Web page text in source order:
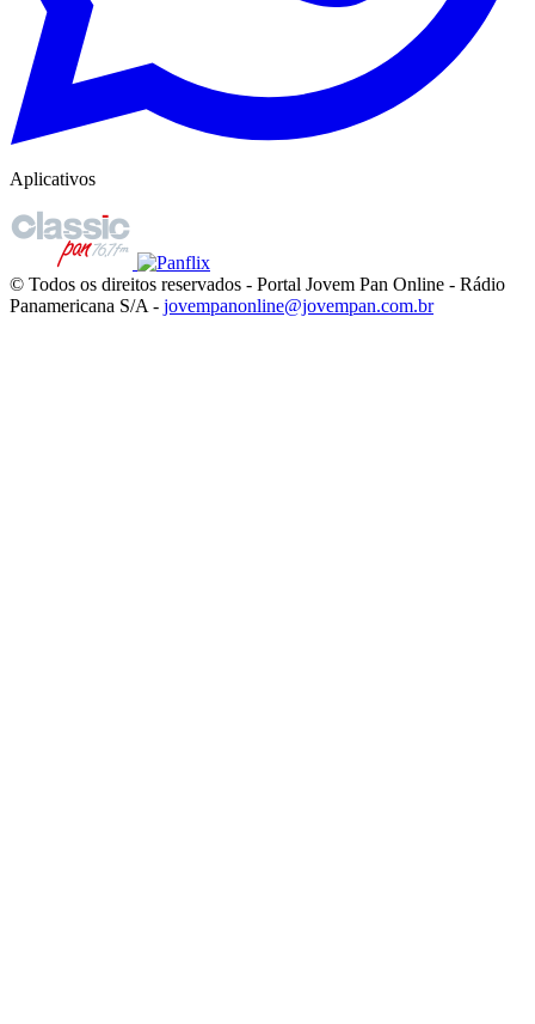
Aplicativos
© Todos os direitos reservados - Portal Jovem Pan Online - Rádio
Panamericana S/A - jovempanonline@jovempan.com.br